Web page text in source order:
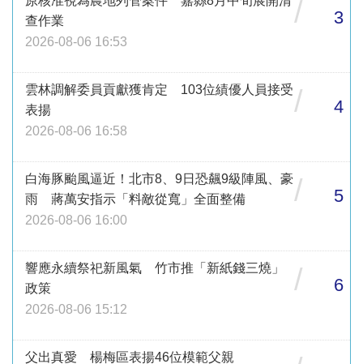
查作業
2026-08-06 16:53
/ 3
雲林調解委員貢獻獲肯定 103位績優人員接受
表揚
2026-08-06 16:58
/ 4
白海豚颱風逼近！北市8、9日恐飆9級陣風、豪
雨 蔣萬安指示「料敵從寬」全面整備
2026-08-06 16:00
/ 5
響應永續祭祀新風氣 竹市推「新紙錢三燒」
政策
2026-08-06 15:12
/ 6
父出真愛 楊梅區表揚46位模範父親